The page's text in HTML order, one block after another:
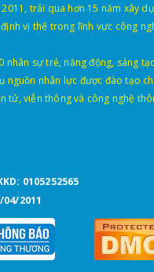
trải qua hơn 15 năm xây
vị thế trong lĩnh vực công
nhân sự trẻ, năng động, sáng
nguồn nhân lực được đào tạo
tử, viễn thông và công nghệ
0105252565
2011